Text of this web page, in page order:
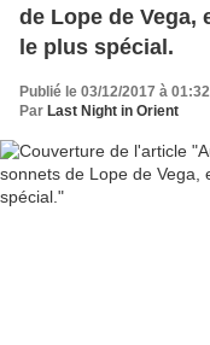
de Lope de Vega,
le plus spécial.
Publié le 03/12/2017 à 01:32
Par Last Night in Orient